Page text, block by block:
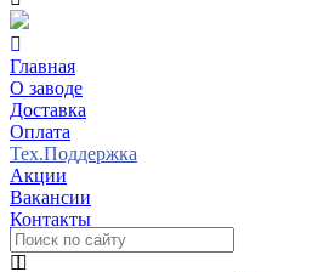
Главная
О заводе
Доставка
Оплата
Тех.Поддержка
Акции
Вакансии
Контакты